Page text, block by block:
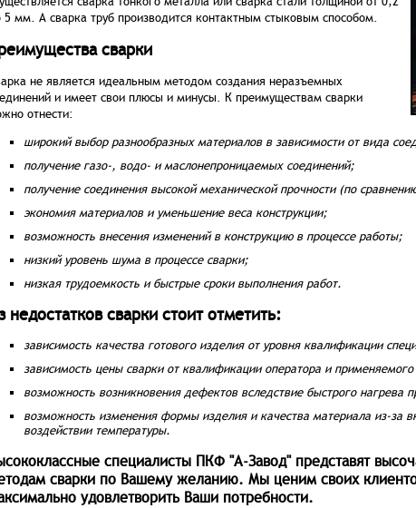
5 мм. А сварка труб производится контактным стыковым способом.
сварки
не является идеальным методом создания неразъемных
и имеет свои плюсы и минусы. К преимуществам сварки
отнести:
широкий выбор разнообразных материалов в зависимости от вида
получение газо-, водо- и маслонепроницаемых соединений;
получение соединения высокой механической прочности (по
экономия материалов и уменьшение веса конструкции;
возможность внесения изменений в конструкцию в процессе работы;
низкий уровень шума в процессе сварки;
низкая трудоемкость и быстрые сроки выполнения работ.
недостатков сварки стоит отметить:
зависимость качества готового изделия от уровня квалификации
зависимость цены сварки от квалификации оператора и
возможность возникновения дефектов вследствие быстрого нагрева
возможность изменения формы изделия и качества материала из-за
воздействии температуры.
специалисты ПКФ "А-Завод" представят
сварки по Вашему желанию. Мы ценим своих
удовлетворить Ваши потребности.